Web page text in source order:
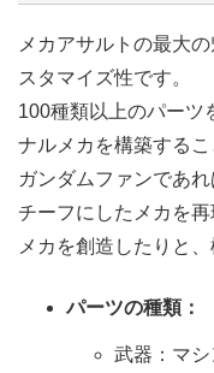
メカアサルトの最大
スタマイズ性です。
100種類以上のパーツ
ナルメカを構築するこ
ガンダムファンであ
チーフにしたメカを
メカを創造したりと
パーツの種類：
武器：マ